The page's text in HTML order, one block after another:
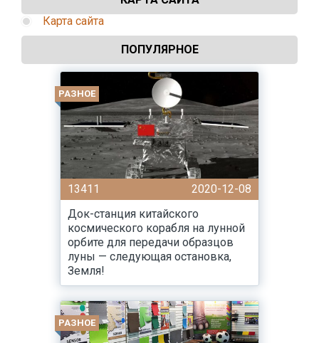
Карта сайта
ПОПУЛЯРНОЕ
РАЗНОЕ
13411
2020-12-08
Док-станция китайского
космического корабля на лунной
орбите для передачи образцов
луны — следующая остановка,
Земля!
РАЗНОЕ